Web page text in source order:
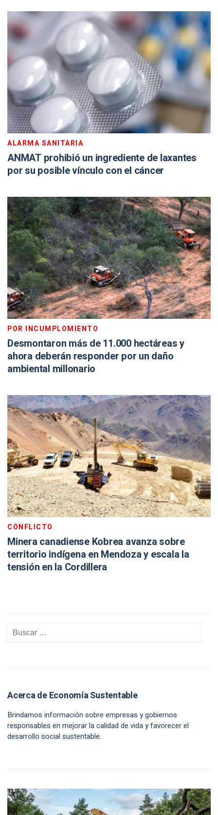
ALARMA SANITARIA
ANMAT prohibió un ingrediente de laxantes
por su posible vínculo con el cáncer
POR INCUMPLOMIENTO
Desmontaron más de 11.000 hectáreas y
ahora deberán responder por un daño
ambiental millonario
CONFLICTO
Minera canadiense Kobrea avanza sobre
territorio indígena en Mendoza y escala la
tensión en la Cordillera
Acerca de Economía Sustentable
Brindamos información sobre empresas y gobiernos
responsables en mejorar la calidad de vida y favorecer el
desarrollo social sustentable.